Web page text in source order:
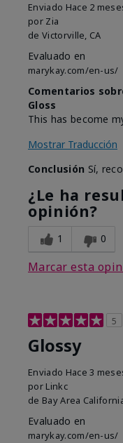
Enviado Hace 2
por Zia
de Victorville, CA
Evaluado en
marykay.com/en-us/
Comentarios
Gloss
This has become
Mostrar Traducción
Conclusión Sí,
¿Le ha
opinión?
1 0
Marcar esta
5
Glossy
Enviado Hace 3
por Linkc
de Bay Area
Evaluado en
marykay.com/en-us/